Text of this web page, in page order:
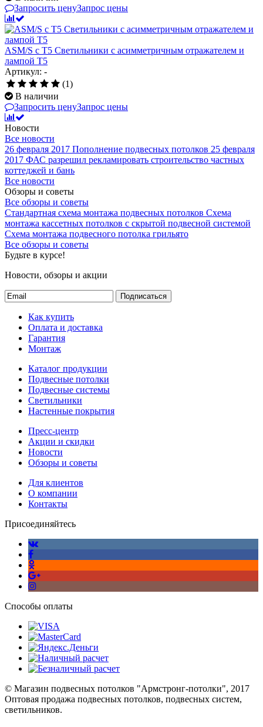
Запросить ценуЗапрос цены
ASM/S c T5 Светильники с асимметричным отражателем и
лампой Т5
Артикул: -
(1)
В наличии
Запросить ценуЗапрос цены
Новости
Все новости
26 февраля 2017 Пополнение подвесных потолков 25 февраля
2017 ФАС разрешил рекламировать строительство частных
коттеджей и бань
Все новости
Обзоры и советы
Все обзоры и советы
Стандартная схема монтажа подвесных потолков Схема
монтажа кассетных потолков с скрытой подвесной системой
Схема монтажа подвесного потолка грильято
Все обзоры и советы
Будьте в курсе!
Новости, обзоры и акции
Подписаться
Как купить
Оплата и доставка
Гарантия
Монтаж
Каталог продукции
Подвесные потолки
Подвесные системы
Светильники
Настенные покрытия
Пресс-центр
Акции и скидки
Новости
Обзоры и советы
Для клиентов
О компании
Контакты
Присоединяйтесь
Способы оплаты
© Магазин подвесных потолков "Армстронг-потолки", 2017
Оптовая продажа подвесных потолков, подвесных систем,
светильников.